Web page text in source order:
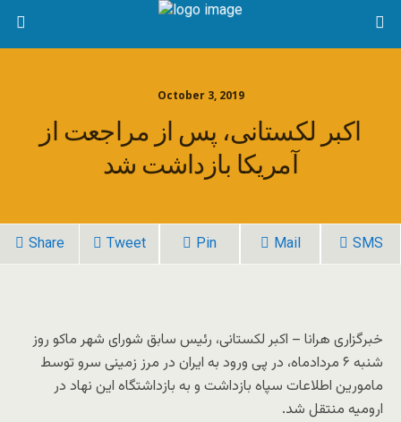
October 3, 2019
اکبر لکستانی، پس از مراجعت از
آمریکا بازداشت شد
Share Tweet Pin Mail SMS
خبرگزاری هرانا – اکبر لکستانی، رئیس سابق شورای شهر ماکو روز
شنبه ۶ مردادماه، در پی ورود به ایران در مرز زمینی سرو توسط
مامورین اطلاعات سپاه بازداشت و به بازداشتگاه این نهاد در
ارومیه منتقل شد.